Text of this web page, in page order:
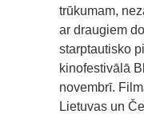
trūkumam,
ar draugiem
starptautisko
kinofestivālā
novembrī.
Lietuvas un